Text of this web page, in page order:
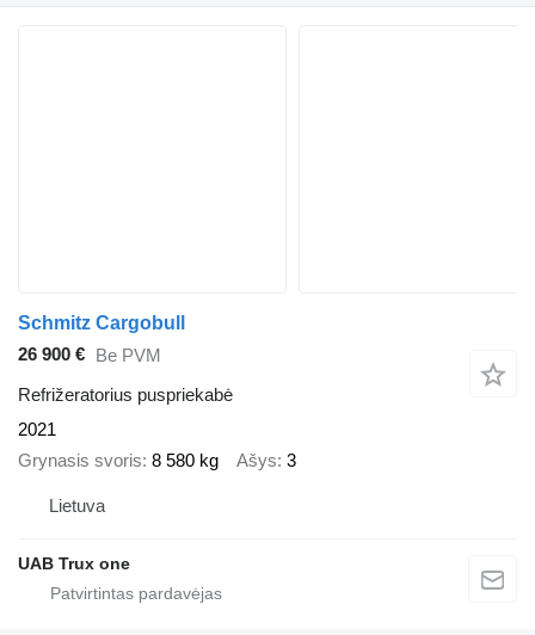
Schmitz Cargobull
26 900 € Be PVM
Refrižeratorius puspriekabė
2021
Grynasis svoris 8 580 kg Ašys 3
Lietuva
UAB Trux one